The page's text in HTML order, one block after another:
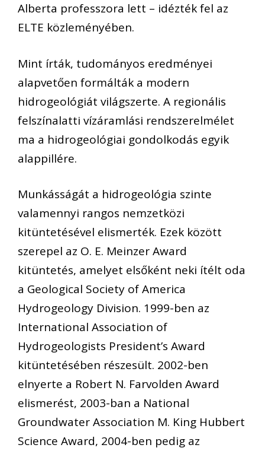
Alberta professzora lett – idézték fel az
ELTE közleményében.
Mint írták, tudományos eredményei
alapvetően formálták a modern
hidrogeológiát világszerte. A regionális
felszínalatti vízáramlási rendszerelmélet
ma a hidrogeológiai gondolkodás egyik
alappillére.
Munkásságát a hidrogeológia szinte
valamennyi rangos nemzetközi
kitüntetésével elismerték. Ezek között
szerepel az O. E. Meinzer Award
kitüntetés, amelyet elsőként neki ítélt oda
a Geological Society of America
Hydrogeology Division. 1999-ben az
International Association of
Hydrogeologists President’s Award
kitüntetésében részesült. 2002-ben
elnyerte a Robert N. Farvolden Award
elismerést, 2003-ban a National
Groundwater Association M. King Hubbert
Science Award, 2004-ben pedig az